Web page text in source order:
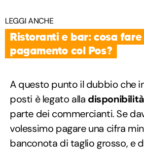
LEGGI ANCHE
Ristoranti e bar: cosa
pagamento col Pos?
A questo punto il dubbio che
posti è legato alla
parte dei commercianti. Se
volessimo pagare una cifra
banconota di taglio grosso, e